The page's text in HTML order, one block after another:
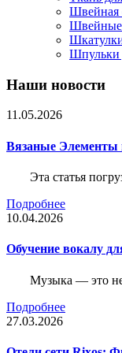
Швейная
Швейные
Шпульки
Наши новости
11.05.2026
Вязаные Элементы
Эта статья
Подробнее
10.04.2026
Обучение вокалу
Музыка — это не
Подробнее
27.03.2026